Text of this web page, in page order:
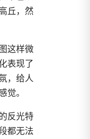
丘，然
这样微
表现了
，给人
觉。
反光特
都无法